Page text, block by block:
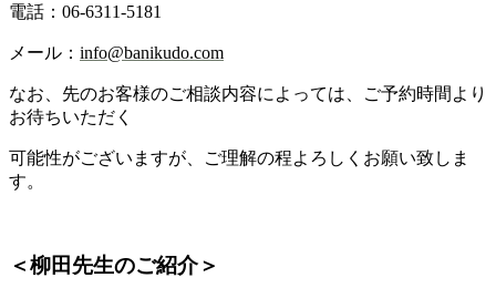
電話：06-6311-5181
メール： info@banikudo.com
なお、先のお客様のご相談内容によっては、ご予約時間より
お待ちいただく
可能性がございますが、
ご理解の程よろしくお願い致しま
す。
＜柳田先生のご紹介＞